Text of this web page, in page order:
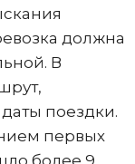
должна
В
поездки.
первых
более 9